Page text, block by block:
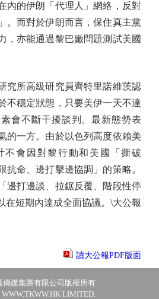
內的伊朗「代理人」網絡，反對
。而對於伊朗而言，保住真主黨
，亦能通過黎巴嫩問題測試美國
所高級研究員齊特里諾維茨認
不穩定狀態，只要美伊一天不達
會不斷干擾談判。最新態勢表
的一方。由於以色列高度依賴美
不會因對黎行動和美國「撕破
抗命、邊打擊邊協調」的策略。
邊打邊談、拉鋸反覆、階段性停
在短期內達成全面協議。\大公報
讀大公報PDF版面
傳媒集團有限公司版權所有
LIMITED.